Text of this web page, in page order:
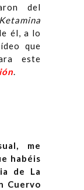
del
Ketamina
él, a lo
que
este
.
me
habéis
de La
Cuervo